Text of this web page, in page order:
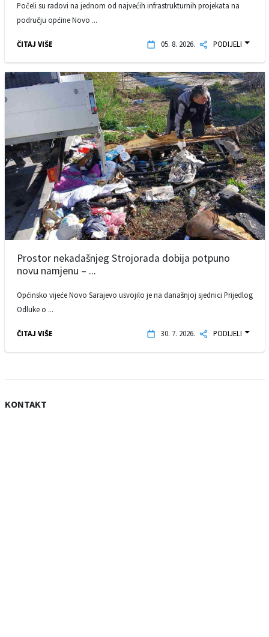
Počeli su radovi na jednom od najvećih infrastrukturnih projekata na
području općine Novo ...
ČITAJ VIŠE 05. 8. 2026. PODIJELI
Prostor nekadašnjeg Strojorada dobija potpuno
novu namjenu – ...
Općinsko vijeće Novo Sarajevo usvojilo je na današnjoj sjednici Prijedlog
Odluke o ...
ČITAJ VIŠE 30. 7. 2026. PODIJELI
KONTAKT